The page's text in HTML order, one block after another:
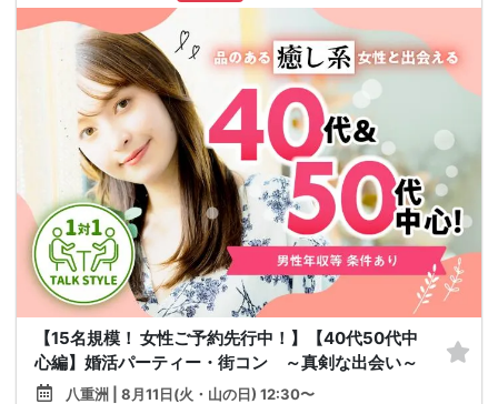
【15名規模！ 女性ご予約先行中！】【40代50代中
心編】婚活パーティー・街コン ～真剣な出会い～
八重洲 | 8月11日(火・山の日) 12:30〜